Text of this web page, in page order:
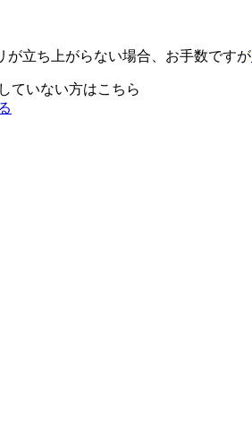
が立ち上がらない場合、お手数ですが
ていない方はこちら